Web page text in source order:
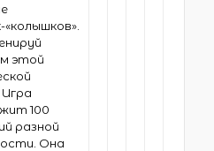
этой
Игра
100
разной
Она